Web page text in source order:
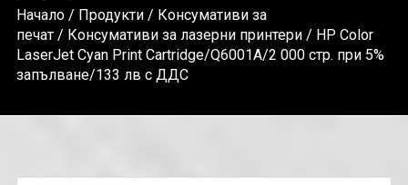
Начало/ Продукти/ Консумативи за
печат/ Консумативи за лазерни принтери/ HP Color
LaserJet Cyan Print Cartridge/Q6001A/2 000 стр. при 5%
запълване/133 лв с ДДС